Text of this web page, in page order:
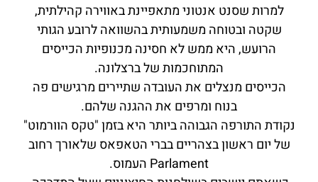
למרות שסנט אנטוני מתאפיינת באווירה קהילתית,
שקטה ובטוחה משמעותית בהשוואה לרובע הגותי
הרועש, היא ממש לא חסינה מכנופיות הכייסים
המתוחכמות של ברצלונה.
הכייסים מנצלים את העובדה שתיירים מרגישים פה
בנוח ומרפים את ההגנה שלהם.
נקודת התורפה הגבוהה ביותר היא בזמן "טקס הוורמוט"
של יום ראשון בצהריים בברי הטאפאס שלאורך רחוב
Parlament העמוס.